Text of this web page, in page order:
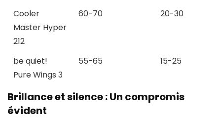
Cooler
Master Hyper
212
60-70 20-30
be quiet!
Pure Wings 3
55-65 15-25
Brillance et silence : Un compromis
évident